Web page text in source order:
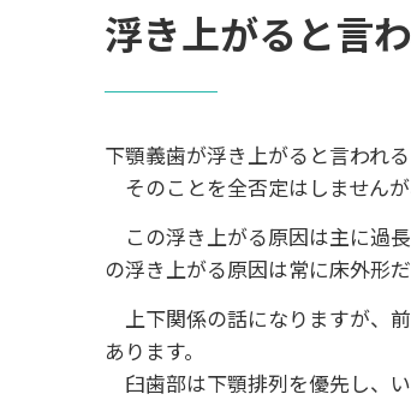
浮き上がると言
下顎義歯が浮き上がると言われ
そのことを全否定はしません
この浮き上がる原因は主に過
の浮き上がる原因は常に床外形
上下関係の話になりますが、
あります。
臼歯部は下顎排列を優先し、